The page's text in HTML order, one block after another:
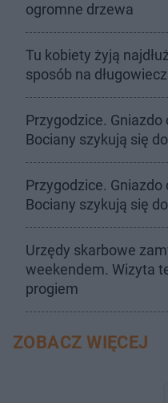
ogromne drzewa
Tu kobiety żyją
sposób na
Przygodzice.
Bociany szykują się
Przygodzice.
Bociany szykują się
Urzędy skarbowe
weekendem. Wizyta
progiem
ZOBACZ WIĘCEJ